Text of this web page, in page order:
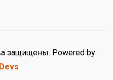
защищены. Powered by: